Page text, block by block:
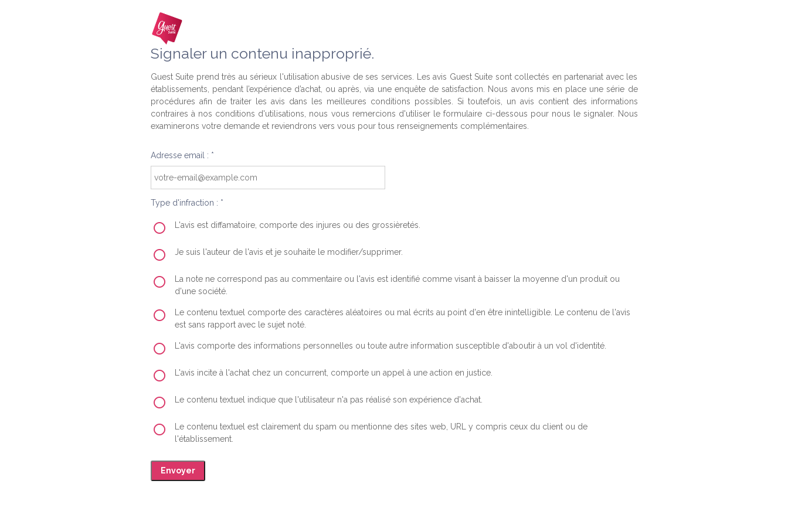
Signaler un contenu inapproprié.
Guest Suite prend très au sérieux l'utilisation abusive de ses services. Les avis Guest Suite sont collectés en partenariat avec les
établissements, pendant l’expérience d’achat, ou après, via une enquête de satisfaction. Nous avons mis en place une série de
procédures afin de traiter les avis dans les meilleures conditions possibles. Si toutefois, un avis contient des informations
contraires à nos conditions d'utilisations, nous vous remercions d'utiliser le formulaire ci-dessous pour nous le signaler. Nous
examinerons votre demande et reviendrons vers vous pour tous renseignements complémentaires.
Adresse email : *
Type d'infraction : *
L'avis est diffamatoire, comporte des injures ou des grossièretés.
Je suis l'auteur de l'avis et je souhaite le modifier/supprimer.
La note ne correspond pas au commentaire ou l'avis est identifié comme visant à baisser la moyenne d'un produit ou
d'une société.
Le contenu textuel comporte des caractères aléatoires ou mal écrits au point d'en être inintelligible. Le contenu de l'avis
est sans rapport avec le sujet noté.
L'avis comporte des informations personnelles ou toute autre information susceptible d'aboutir à un vol d'identité.
L'avis incite à l'achat chez un concurrent, comporte un appel à une action en justice.
Le contenu textuel indique que l'utilisateur n'a pas réalisé son expérience d'achat.
Le contenu textuel est clairement du spam ou mentionne des sites web, URL y compris ceux du client ou de
l'établissement.
Envoyer